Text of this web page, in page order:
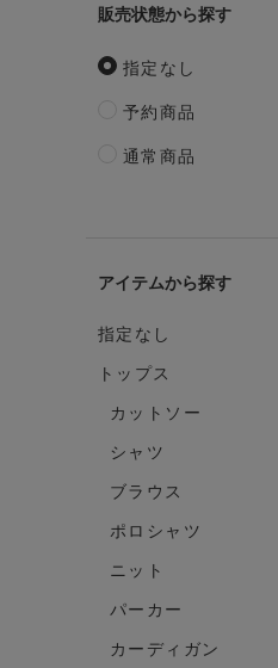
販売状態
指定なし
予約商品
通常商品
アイテム
指定なし
トップス
カットソー
シャツ
ブラウス
ポロシャツ
ニット
パーカー
カーディガン